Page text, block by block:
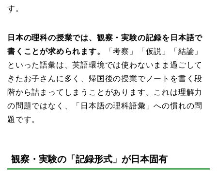
す。
日本の理科の授業では、観察・実験の記録を日本語で
書くことが求められます。
「考察」「仮説」「結論」
といった語彙は、英語環境では使わないまま過ごして
きたお子さんに多く、帰国後の授業でノートを書く段
階から詰まってしまうことがあります。これは理解力
の問題ではなく、「日本語の理科語彙」への慣れの問
題です。
観察・実験の「記録形式」が日本固有